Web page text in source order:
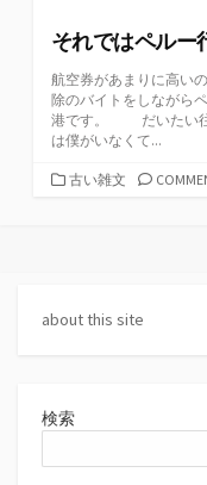
それではペルー
航空券があまりに高い
除のバイトをしながら
港です。 だいたい往
は僕がいなくて...
カ古い雑文
about this site
検索